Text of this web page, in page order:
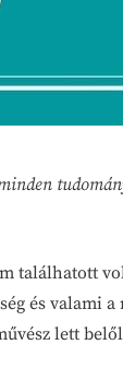
találhatott
és valami
lett